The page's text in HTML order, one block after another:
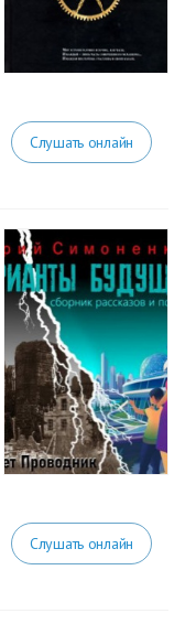
Слушать онлайн
Слушать онлайн